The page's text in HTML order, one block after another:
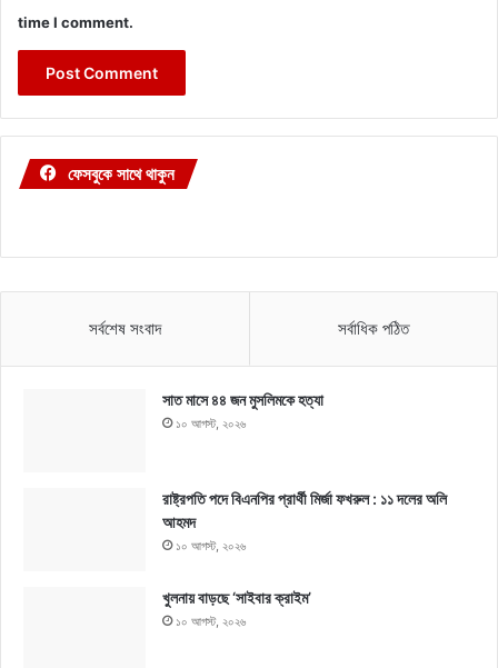
time I comment.
ফেসবুকে সাথে থাকুন
সর্বশেষ সংবাদ সর্বাধিক পঠিত
সাত মাসে ৪৪ জন মুসলিমকে হত্যা
১০ আগস্ট, ২০২৬
রাষ্ট্রপতি পদে বিএনপির প্রার্থী মির্জা ফখরুল : ১১ দলের অলি
আহমদ
১০ আগস্ট, ২০২৬
খুলনায় বাড়ছে ‘সাইবার ক্রাইম’
১০ আগস্ট, ২০২৬